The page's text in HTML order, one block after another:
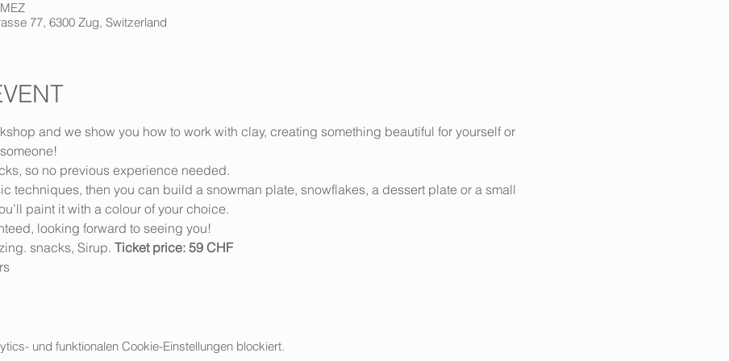
77, 6300 Zug, Switzerland
and we show you how to work with clay, creating something beautiful for yourself or
so no previous experience needed.
techniques, then you can build a snowman plate, snowflakes, a dessert plate or a small
paint it with a colour of your choice.
looking forward to seeing you!
snacks, Sirup. Ticket price: 59 CHF
und funktionalen Cookie-Einstellungen blockiert.